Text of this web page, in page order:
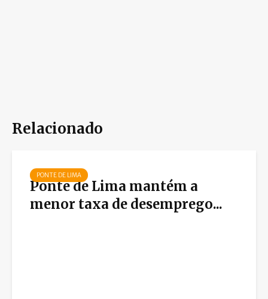
Relacionado
PONTE DE LIMA
Ponte de Lima mantém a
menor taxa de desemprego...